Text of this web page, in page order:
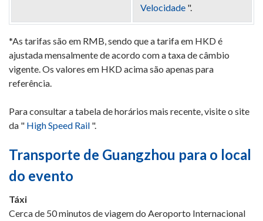
Velocidade ".
*As tarifas são em RMB, sendo que a tarifa em HKD é
ajustada mensalmente de acordo com a taxa de câmbio
vigente. Os valores em HKD acima são apenas para
referência.
Para consultar a tabela de horários mais recente, visite o site
da " High Speed ​​Rail ".
Transporte de Guangzhou para o local
do evento
Táxi
Cerca de 50 minutos de viagem do Aeroporto Internacional